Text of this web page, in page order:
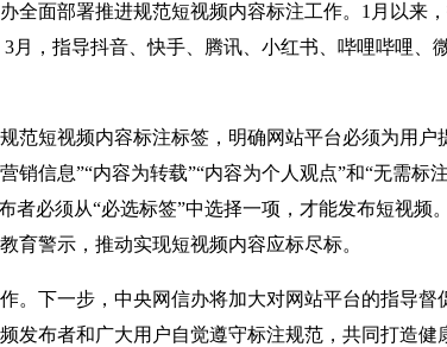
面部署推进规范短视频内容标注工作。1月以来
，指导抖音、快手、腾讯、小红书、哔哩哔哩、
短视频内容标注标签，明确网站平台必须为用户
信息”“内容为转载”“内容为个人观点”和“无需标
必须从“必选标签”中选择一项，才能发布短视频
育警示，推动实现短视频内容应标尽标。
下一步，中央网信办将加大对网站平台的指导督
发布者和广大用户自觉遵守标注规范，共同打造健